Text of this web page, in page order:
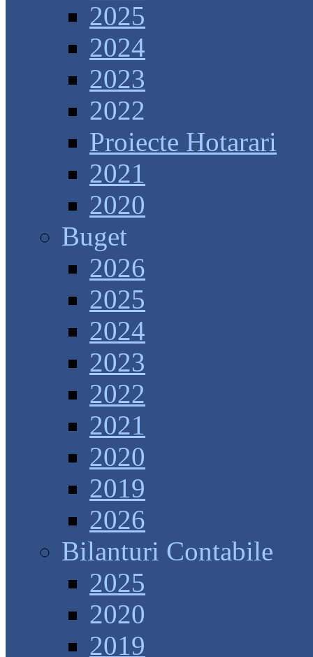
2025
2024
2023
2022
Proiecte Hotarari
2021
2020
Buget
2026
2025
2024
2023
2022
2021
2020
2019
2026
Bilanturi Contabile
2025
2020
2019